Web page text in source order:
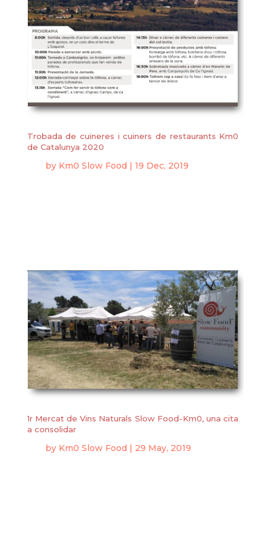
Trobada de cuineres i cuiners de restaurants Km0
de Catalunya 2020
by Km0 Slow Food | 19 Dec, 2019
1r Mercat de Vins Naturals Slow Food-Km0, una cita
a consolidar
by Km0 Slow Food | 29 May, 2019